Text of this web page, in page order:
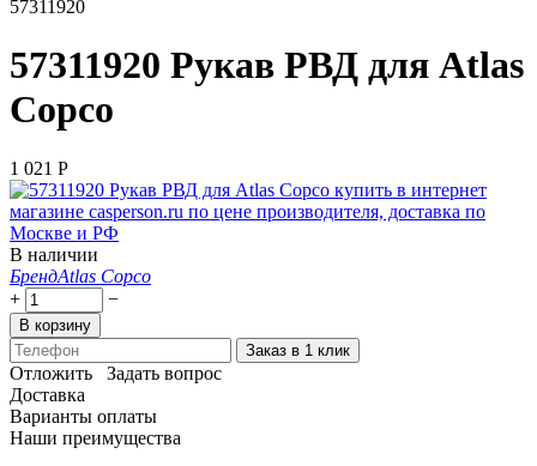
57311920
57311920 Рукав РВД для Atlas
Copco
1 021 Р
В наличии
БрендAtlas Copco
+
−
В корзину
Заказ в 1 клик
Отложить
Задать вопрос
Доставка
Варианты оплаты
Наши преимущества